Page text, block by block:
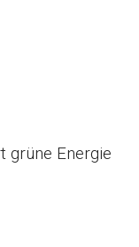
grüne Energie